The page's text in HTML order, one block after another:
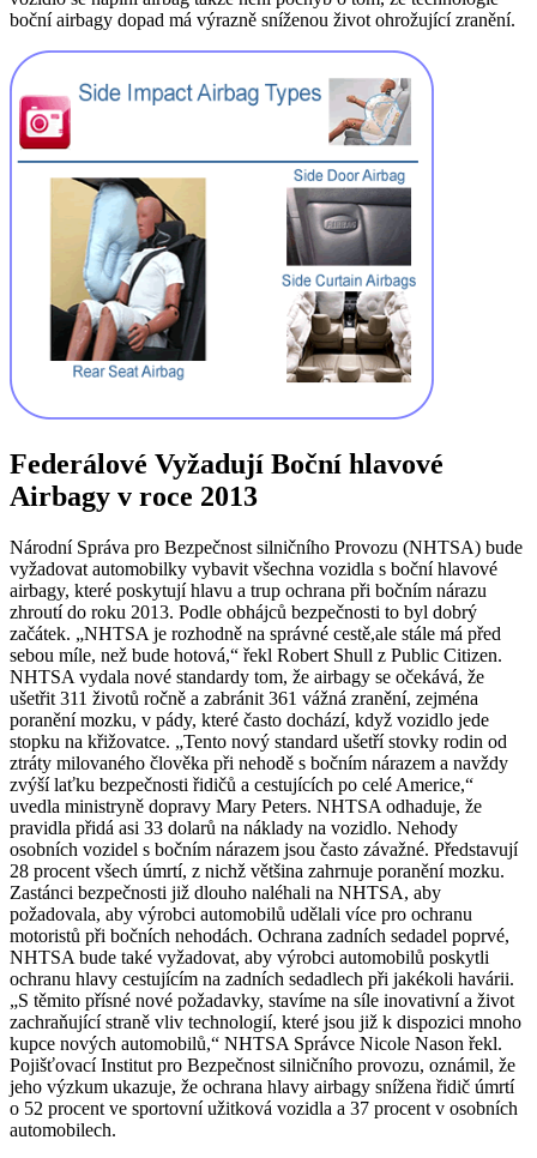
boční airbagy dopad má výrazně sníženou život ohrožující zranění.
Federálové Vyžadují Boční hlavové
Airbagy v roce 2013
Národní Správa pro Bezpečnost silničního Provozu (NHTSA) bude
vyžadovat automobilky vybavit všechna vozidla s boční hlavové
airbagy, které poskytují hlavu a trup ochrana při bočním nárazu
zhroutí do roku 2013. Podle obhájců bezpečnosti to byl dobrý
začátek. „NHTSA je rozhodně na správné cestě,ale stále má před
sebou míle, než bude hotová,“ řekl Robert Shull z Public Citizen.
NHTSA vydala nové standardy tom, že airbagy se očekává, že
ušetřit 311 životů ročně a zabránit 361 vážná zranění, zejména
poranění mozku, v pády, které často dochází, když vozidlo jede
stopku na křižovatce. „Tento nový standard ušetří stovky rodin od
ztráty milovaného člověka při nehodě s bočním nárazem a navždy
zvýší laťku bezpečnosti řidičů a cestujících po celé Americe,“
uvedla ministryně dopravy Mary Peters. NHTSA odhaduje, že
pravidla přidá asi 33 dolarů na náklady na vozidlo. Nehody
osobních vozidel s bočním nárazem jsou často závažné. Představují
28 procent všech úmrtí, z nichž většina zahrnuje poranění mozku.
Zastánci bezpečnosti již dlouho naléhali na NHTSA, aby
požadovala, aby výrobci automobilů udělali více pro ochranu
motoristů při bočních nehodách. Ochrana zadních sedadel poprvé,
NHTSA bude také vyžadovat, aby výrobci automobilů poskytli
ochranu hlavy cestujícím na zadních sedadlech při jakékoli havárii.
„S těmito přísné nové požadavky, stavíme na síle inovativní a život
zachraňující straně vliv technologií, které jsou již k dispozici mnoho
kupce nových automobilů,“ NHTSA Správce Nicole Nason řekl.
Pojišťovací Institut pro Bezpečnost silničního provozu, oznámil, že
jeho výzkum ukazuje, že ochrana hlavy airbagy snížena řidič úmrtí
o 52 procent ve sportovní užitková vozidla a 37 procent v osobních
automobilech.